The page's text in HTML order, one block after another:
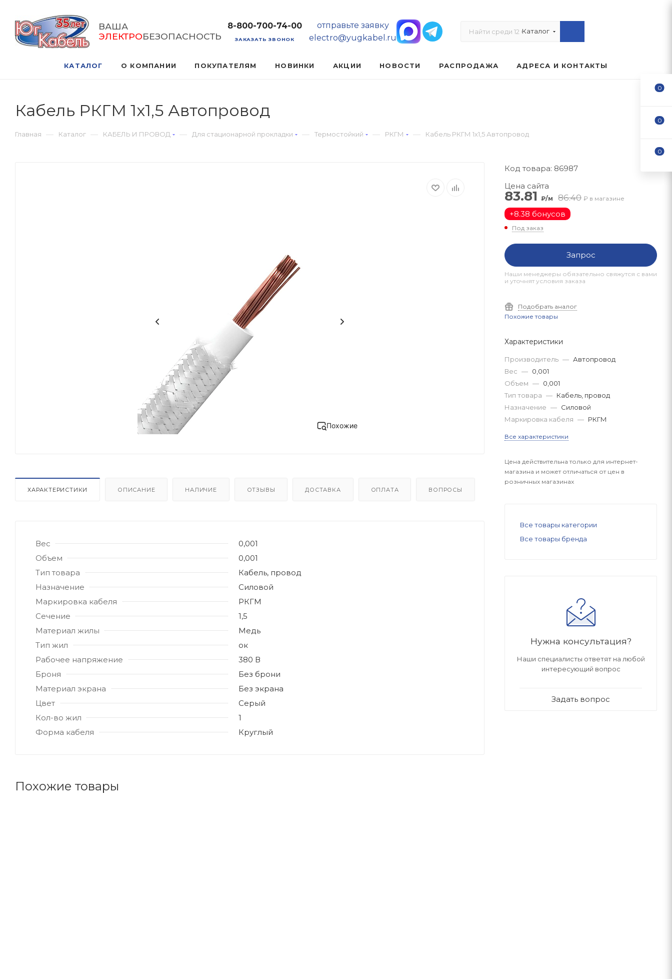
ВАША
ЭЛЕКТРОБЕЗОПАСНОСТЬ
8-800-700-74-00
ЗАКАЗАТЬ ЗВОНОК
отправьте заявку
electro@yugkabel.ru
Каталог
КАТАЛОГ О КОМПАНИИ ПОКУПАТЕЛЯМ НОВИНКИ АКЦИИ НОВОСТИ РАСПРОДАЖА АДРЕСА И КОНТАКТЫ
Кабель РКГМ 1х1,5 Автопровод
Главная — Каталог — КАБЕЛЬ И ПРОВОД — Для стационарной прокладки — Термостойкий — РКГМ — Кабель РКГМ 1х1,5 Автопровод
Похожие
ХАРАКТЕРИСТИКИ ОПИСАНИЕ НАЛИЧИЕ ОТЗЫВЫ ДОСТАВКА ОПЛАТА ВОПРОСЫ
Вес
0,001
Объем
0,001
Тип товара
Кабель, провод
Назначение
Силовой
Маркировка кабеля
РКГМ
Сечение
1,5
Материал жилы
Медь
Тип жил
ок
Рабочее напряжение
380 В
Броня
Без брони
Материал экрана
Без экрана
Цвет
Серый
Кол-во жил
1
Форма кабеля
Круглый
Похожие товары
Код товара: 86987
Цена сайта
83.81 ₽/м 86.40 ₽ в магазине
+8.38 бонусов
Под заказ
Запрос
Наши менеджеры обязательно свяжутся с вами
и уточнят условия заказа
Подобрать аналог
Похожие товары
Характеристики
Производитель — Автопровод
Вес — 0,001
Объем — 0,001
Тип товара — Кабель, провод
Назначение — Силовой
Маркировка кабеля — РКГМ
Все характеристики
Цена действительна только для интернет-
магазина и может отличаться от цен в
розничных магазинах
Все товары категории
Все товары бренда
Нужна консультация?
Наши специалисты ответят на любой
интересующий вопрос
Задать вопрос
0
0
0